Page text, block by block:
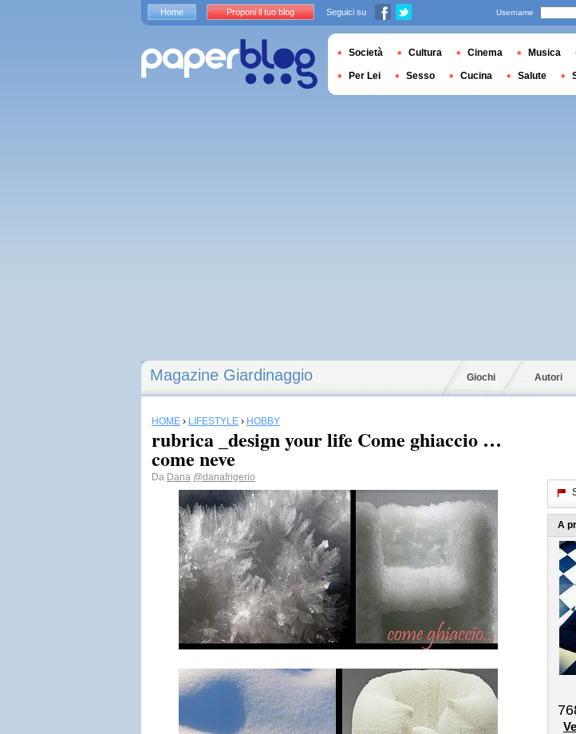
Magazine Giardinaggio Giochi Autori
HOME › LIFESTYLE › HOBBY
rubrica _design your life Come ghiaccio …
come neve
Da Dana @danafrigerio
A
Home Proponi il tuo blog Seguici su Username
Società Cultura Cinema Musica
Per Lei Sesso Cucina Salute